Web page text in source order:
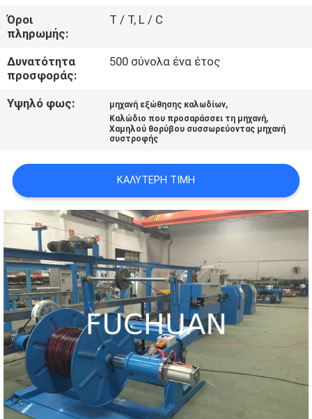
ΕΠΙΚΟΙΝΩΝΉΣΤΕ
ΜΑΖΊ
ΜΑΣ
ΥΠΟΘΈΣΕΙΣ
SITEMAP
PRIVACY
POLICY
Όροι
πληρωμής:
T / T, L / C
Δυνατότητα
προσφοράς:
500 σύνολα ένα έτος
Υψηλό φως: μηχανή εξώθησης καλωδίων,
Καλώδιο που προσαράσσει τη μηχανή,
Χαμηλού θορύβου συσσωρεύοντας μηχανή
συστροφής
ΚΑΛΎΤΕΡΗ ΤΙΜΉ